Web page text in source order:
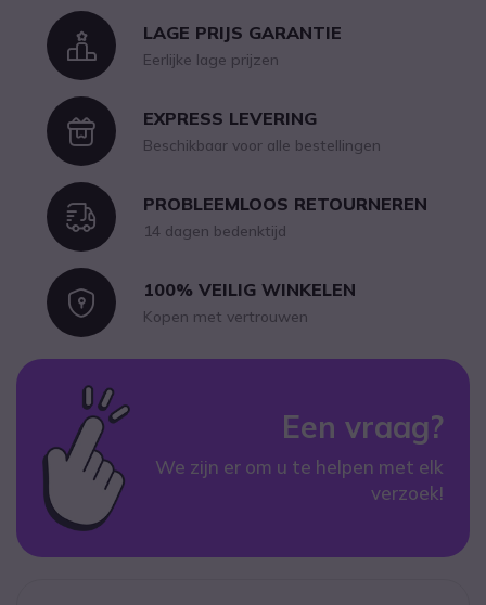
IconLAGE PRIJS GARANTIE
Eerlijke lage prijzen
IconEXPRESS LEVERING
Beschikbaar voor alle bestellingen
IconPROBLEEMLOOS RETOURNEREN
14 dagen bedenktijd
Icon100% VEILIG WINKELEN
Kopen met vertrouwen
Een vraag?
We zijn er om u te helpen met elk
verzoek!